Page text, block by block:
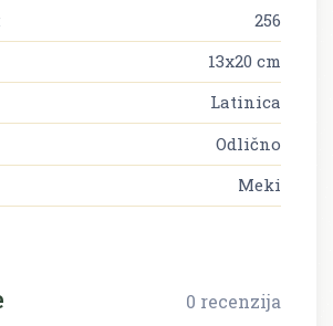
256
13x20 cm
Latinica
Odlično
Meki
0 recenzija